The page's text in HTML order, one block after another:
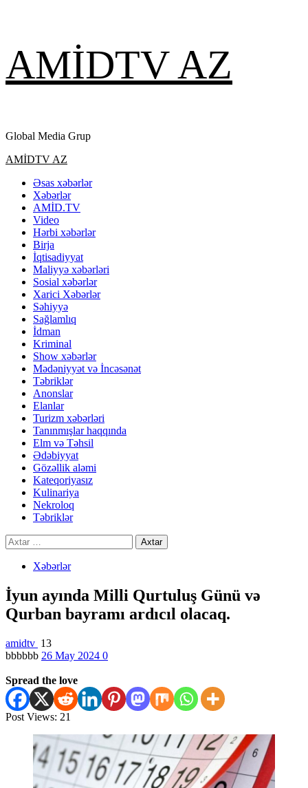
content
AMİDTV AZ
Global Media Grup
Primary
AMİDTV AZ
Əsas xəbərlər
Xəbərlər
AMİD.TV
Video
Hərbi xəbərlər
Birja
İqtisadiyyat
Maliyyə xəbərləri
Sosial xəbərlər
Xarici Xəbərlər
Səhiyyə
Sağlamlıq
İdman
Kriminal
Show xəbərlər
Mədəniyyət və İncəsənət
Təbriklər
Anonslar
Elanlar
Turizm xəbərləri
Tanınmışlar haqqında
Elm və Təhsil
Ədəbiyyat
Gözəllik aləmi
Kateqoriyasız
Kulinariya
Nekroloq
Təbriklər
Axtarış:
Xəbərlər
İyun ayında Milli Qurtuluş Günü və
Qurban bayramı ardıcıl olacaq.
amidtv 13
bbbbbb 26 May 2024 0
Spread the love
Post Views: 21